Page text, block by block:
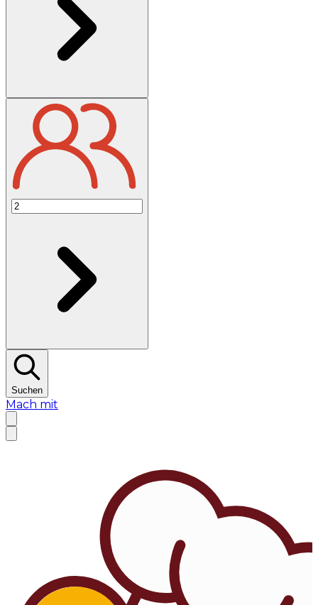
Suchen
Mach mit